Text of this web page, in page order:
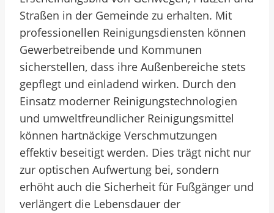
Straßen in der Gemeinde zu erhalten. Mit
professionellen Reinigungsdiensten können
Gewerbetreibende und Kommunen
sicherstellen, dass ihre Außenbereiche stets
gepflegt und einladend wirken. Durch den
Einsatz moderner Reinigungstechnologien
und umweltfreundlicher Reinigungsmittel
können hartnäckige Verschmutzungen
effektiv beseitigt werden. Dies trägt nicht nur
zur optischen Aufwertung bei, sondern
erhöht auch die Sicherheit für Fußgänger und
verlängert die Lebensdauer der